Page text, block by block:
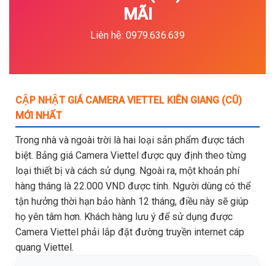
MÃI
Liên hệ: 0979.636.639
CẬP NHẬT GIÁ CAMERA VIETTEL KIÊN GIANG (CŨ)
MỚI NHẤT
Trong nhà và ngoài trời là hai loại sản phẩm được tách
biệt. Bảng giá Camera Viettel được quy định theo từng
loại thiết bị và cách sử dụng. Ngoài ra, một khoản phí
hàng tháng là 22.000 VND được tính. Người dùng có thể
tận hưởng thời hạn bảo hành 12 tháng, điều này sẽ giúp
họ yên tâm hơn. Khách hàng lưu ý để sử dụng được
Camera Viettel phải lắp đặt đường truyền internet cáp
quang Viettel.